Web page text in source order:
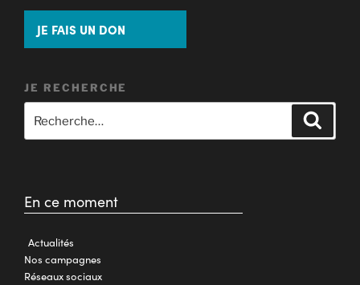
JE FAIS UN DON
JE RECHERCHE
En ce moment
Actualités
Nos campagnes
Réseaux sociaux